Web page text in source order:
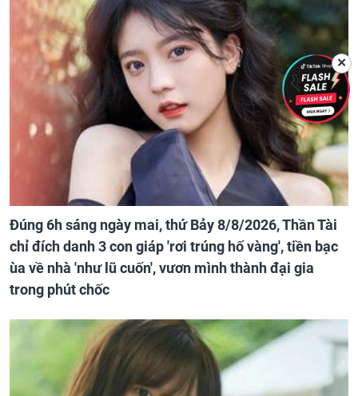
Đúng 6h sáng ngày mai, thứ Bảy 8/8/2026, Thần Tài
chỉ đích danh 3 con giáp 'rơi trúng hố vàng', tiền bạc
ùa về nhà 'như lũ cuốn', vươn mình thành đại gia
trong phút chốc
✕